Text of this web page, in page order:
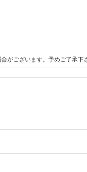
がございます。予めご了承下